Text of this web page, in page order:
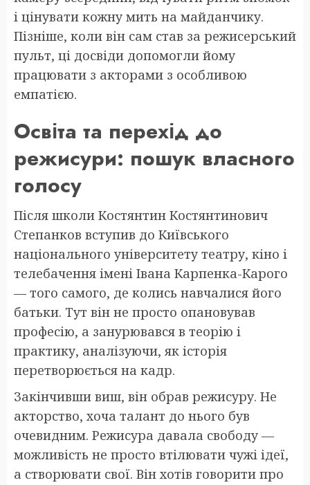
і цінувати кожну мить на майданчику.
Пізніше, коли він сам став за режисерський
пульт, ці досвіди допомогли йому
працювати з акторами з особливою
емпатією.
Освіта та перехід до
режисури: пошук власного
голосу
Після школи Костянтин Костянтинович
Степанков вступив до Київського
національного університету театру, кіно і
телебачення імені Івана Карпенка-Карого
— того самого, де колись навчалися його
батьки. Тут він не просто опановував
професію, а занурювався в теорію і
практику, аналізуючи, як історія
перетворюється на кадр.
Закінчивши виш, він обрав режисуру. Не
акторство, хоча талант до нього був
очевидним. Режисура давала свободу —
можливість не просто втілювати чужі ідеї,
а створювати свої. Він хотів говорити про